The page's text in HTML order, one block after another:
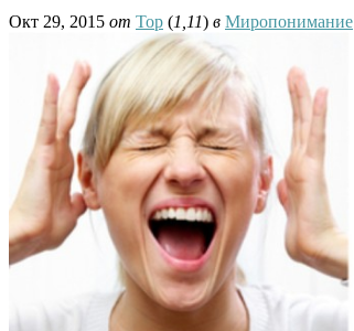
Окт 29, 2015 от Тор (1,11) в Миропонимание